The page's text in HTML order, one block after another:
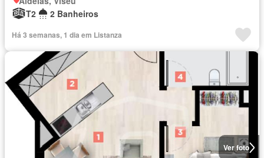
T2
2 Banheiros
Há 3 semanas, 1 dia em Listanza
Ver foto